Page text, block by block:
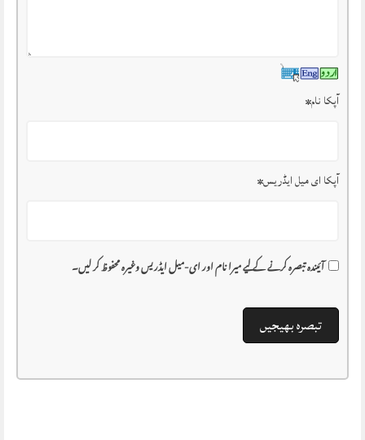
آپکا نام*
آپکا ای میل ایڈریس*
آئیندہ تبصرہ کرنے کے لیے میرا نام اور ای-میل ایڈریس وغیرہ محفوظ کر لیں۔